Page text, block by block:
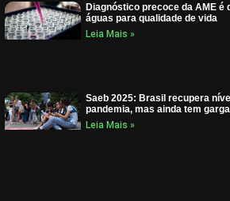
Diagnóstico precoce da AME é
águas para qualidade de vida
Leia Mais »
Saeb 2025: Brasil recupera
pandemia, mas ainda tem
Leia Mais »